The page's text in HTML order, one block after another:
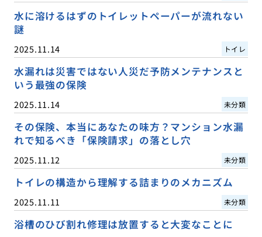
水に溶けるはずのトイレットペーパーが流れない
謎
2025.11.14 トイレ
水漏れは災害ではない人災だ予防メンテナンスと
いう最強の保険
2025.11.14 未分類
その保険、本当にあなたの味方？マンション水漏
れで知るべき「保険請求」の落とし穴
2025.11.12 未分類
トイレの構造から理解する詰まりのメカニズム
2025.11.11 未分類
浴槽のひび割れ修理は放置すると大変なことに